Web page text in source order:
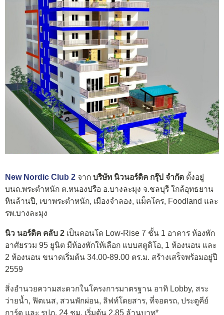
New Nordic Club 2 จาก บริษัท นิวนอร์ดิค กรุ๊ป จำกัด ตั้งอยู่
บนถ.พระตำหนัก ต.หนองปรือ อ.บางละมุง จ.ชลบุรี ใกล้อุทธยาน
หินล้านปี, เขาพระตำหนัก, เมืองจำลอง, แม็คโคร, Foodland และ
รพ.บางละมุง
นิว นอร์ดิค คลับ 2 เป็นคอนโด Low-Rise 7 ชั้น 1 อาคาร ห้องพัก
อาศัยรวม 95 ยูนิต มีห้องพักให้เลือก แบบสตูดิโอ, 1 ห้องนอน และ
2 ห้องนอน ขนาดเริ่มต้น 34.00-89.00 ตร.ม. สร้างเสร็จพร้อมอยู่ปี
2559
สิ่งอำนวยความสะดวกในโครงการมาตรฐาน อาทิ Lobby, สระ
ว่ายน้ำ, ฟิตเนส, สวนพักผ่อน, ลิฟท์โดยสาร, ที่จอดรถ, ประตูคีย์
การ์ด และ รปภ. 24 ชม. เริ่มต้น 2.85 ล้านบาท*